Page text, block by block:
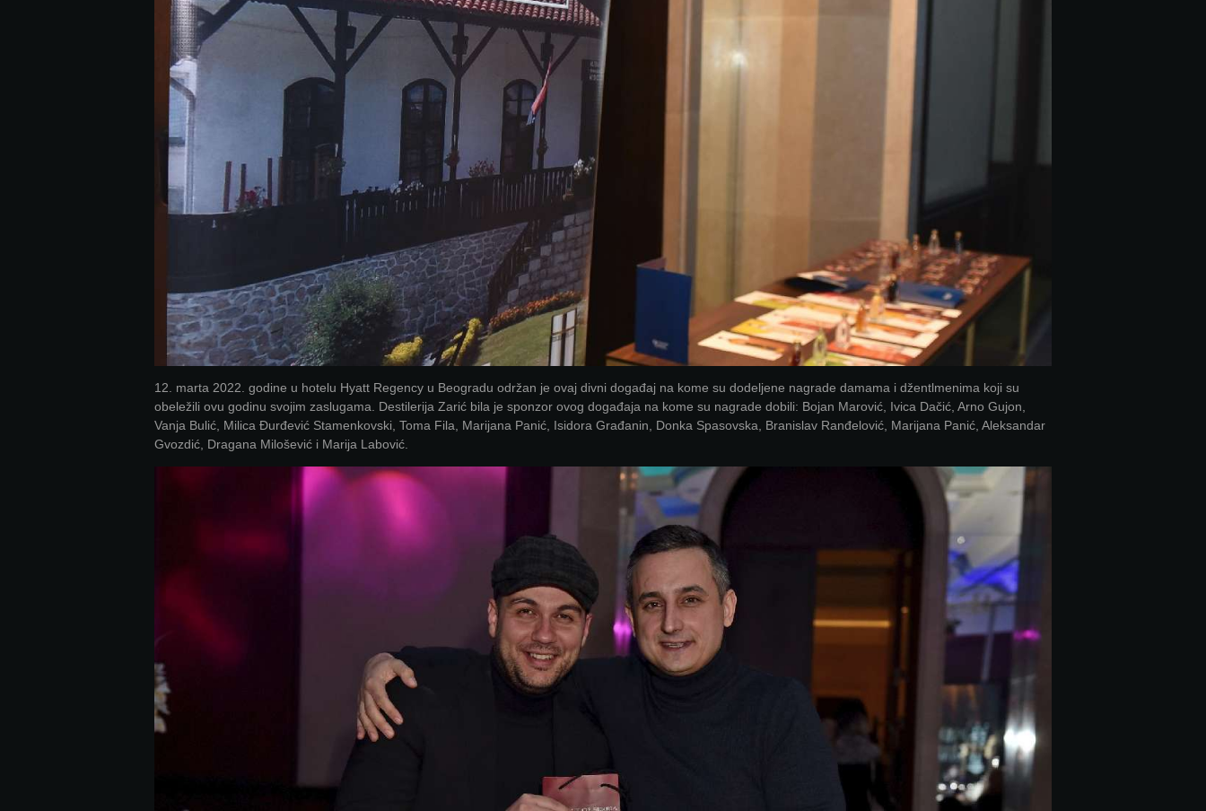
12. marta 2022. godine u hotelu Hyatt Regency u Beogradu održan je ovaj divni događaj na kome su dodeljene nagrade damama i džentlmenima koji su
obeležili ovu godinu svojim zaslugama. Destilerija Zarić bila je sponzor ovog događaja na kome su nagrade dobili: Bojan Marović, Ivica Dačić, Arno Gujon,
Vanja Bulić, Milica Đurđević Stamenkovski, Toma Fila, Marijana Panić, Isidora Građanin, Donka Spasovska, Branislav Ranđelović, Marijana Panić, Aleksandar
Gvozdić, Dragana Milošević i Marija Labović.